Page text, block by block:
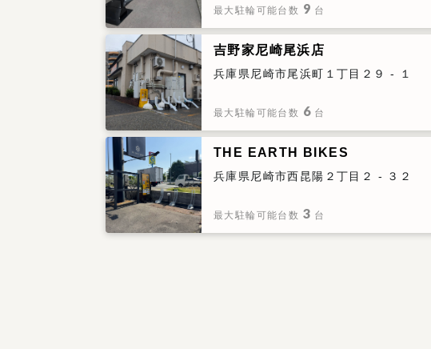
最大駐輪可能台数 9 台
吉野家尼崎尾浜店
兵庫県尼崎市尾浜町１丁目２９ - １
最大駐輪可能台数 6 台
THE EARTH BIKES
兵庫県尼崎市西昆陽２丁目２ - ３２
最大駐輪可能台数 3 台